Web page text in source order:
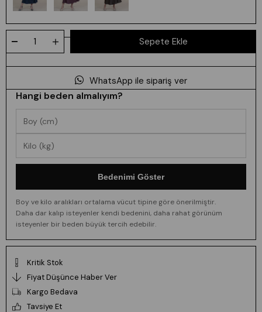
WhatsApp ile sipariş ver
Hangi beden almalıyım?
Bedenimi Göster
Boy ve kilo aralıkları ortalama vücut tipine göre önerilmiştir.
Daha dar kalıp isteyenler kendi bedenini, daha rahat görünüm
isteyenler bir beden büyük tercih edebilir.
Kritik Stok
Fiyat Düşünce Haber Ver
Kargo Bedava
Tavsiye Et